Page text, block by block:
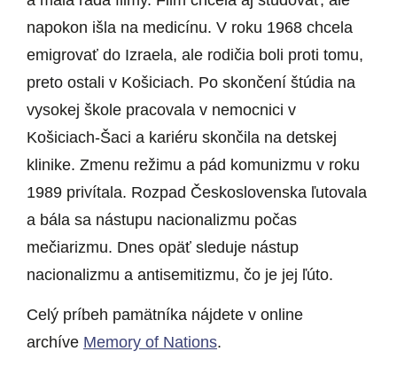
napokon išla na medicínu. V roku 1968 chcela
emigrovať do Izraela, ale rodičia boli proti tomu,
preto ostali v Košiciach. Po skončení štúdia na
vysokej škole pracovala v nemocnici v
Košiciach-Šaci a kariéru skončila na detskej
klinike. Zmenu režimu a pád komunizmu v roku
1989 privítala. Rozpad Československa ľutovala
a bála sa nástupu nacionalizmu počas
mečiarizmu. Dnes opäť sleduje nástup
nacionalizmu a antisemitizmu, čo je jej ľúto.
Celý príbeh pamätníka nájdete v online
archíve Memory of Nations.